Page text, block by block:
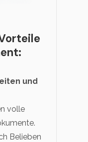
und
volle
Belieben